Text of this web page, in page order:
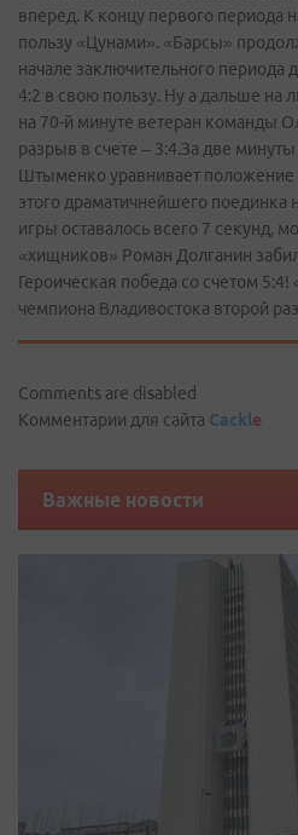
вперед. К концу первого периода
пользу «Цунами». «Барсы»
начале заключительного периода
4:2 в свою пользу. Ну а дальше на
на 70-й минуте ветеран команды
разрыв в счете – 3:4.За две
Штыменко уравнивает положение
этого драматичнейшего поединка
игры оставалось всего 7 секунд,
«хищников» Роман Долганин
Героическая победа со счетом
чемпиона Владивостока второй
Comments are disabled
Комментарии для сайта Cackle
Важные новости